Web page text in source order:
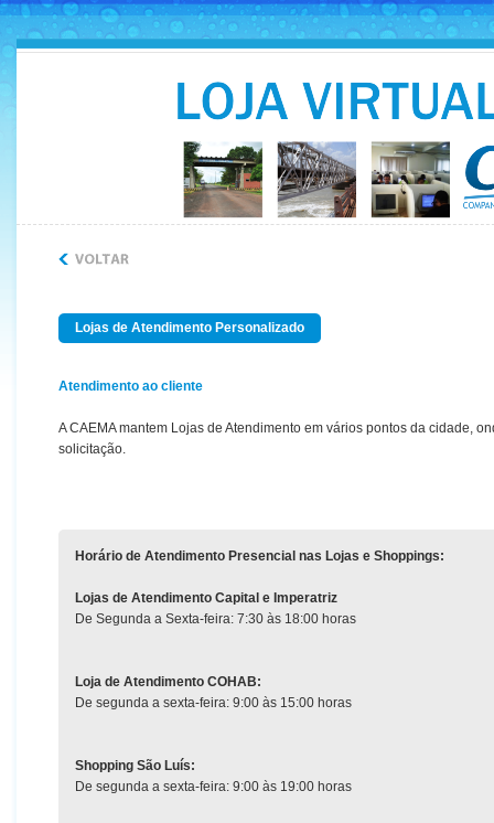
Lojas de Atendimento Personalizado
Atendimento ao cliente
A CAEMA mantem Lojas de Atendimento em vários pontos da cidade,
solicitação.
Horário de Atendimento Presencial nas Lojas e Shoppings:
Lojas de Atendimento Capital e Imperatriz
De Segunda a Sexta-feira: 7:30 às 18:00 horas
Loja de Atendimento COHAB:
De segunda a sexta-feira: 9:00 às 15:00 horas
Shopping São Luís:
De segunda a sexta-feira: 9:00 às 19:00 horas